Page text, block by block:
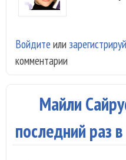
Войдите или
комментарии
Майли
последний раз